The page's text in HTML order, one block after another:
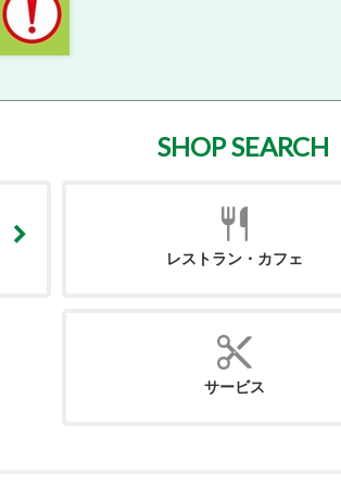
SHOP SEARCH
レストラン・カフェ
サービス